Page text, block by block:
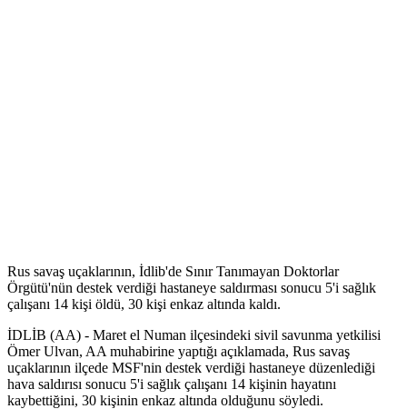
Rus savaş uçaklarının, İdlib'de Sınır Tanımayan Doktorlar
Örgütü'nün destek verdiği hastaneye saldırması sonucu 5'i sağlık
çalışanı 14 kişi öldü, 30 kişi enkaz altında kaldı.
İDLİB (AA) - Maret el Numan ilçesindeki sivil savunma yetkilisi
Ömer Ulvan, AA muhabirine yaptığı açıklamada, Rus savaş
uçaklarının ilçede MSF'nin destek verdiği hastaneye düzenlediği
hava saldırısı sonucu 5'i sağlık çalışanı 14 kişinin hayatını
kaybettiğini, 30 kişinin enkaz altında olduğunu söyledi.